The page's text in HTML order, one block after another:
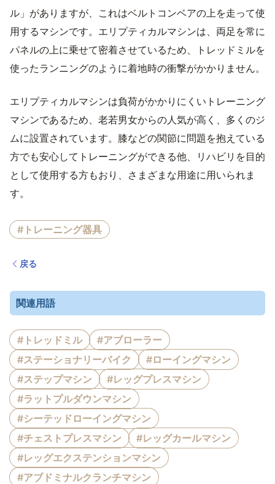
ル」がありますが、これはベルトコンベアの上を走って使
用するマシンです。エリプティカルマシンは、両足を常に
パネルの上に乗せて密着させているため、トレッドミルを
使ったランニングのように着地時の衝撃がかかりません。
エリプティカルマシンは負荷がかかりにくいトレーニング
マシンであるため、老若男女からの人気が高く、多くのジ
ムに設置されています。膝などの関節に問題を抱えている
方でも安心してトレーニングができる他、リハビリを目的
として使用する方もおり、さまざまな用途に用いられま
す。
#トレーニング器具
戻る
関連用語
#トレッドミル
#アブローラー
#ステーショナリーバイク
#ローイングマシン
#ステップマシン
#レッグプレスマシン
#ラットプルダウンマシン
#シーテッドローイングマシン
#チェストプレスマシン
#レッグカールマシン
#レッグエクステンションマシン
#アブドミナルクランチマシン